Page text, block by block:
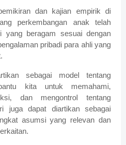
dan kajian empirik di
perkembangan anak telah
yang beragam sesuai dengan
pribadi para ahli yang
sebagai model tentang
kita untuk memahami,
dan mengontrol tentang
juga dapat diartikan sebagai
asumsi yang relevan dan